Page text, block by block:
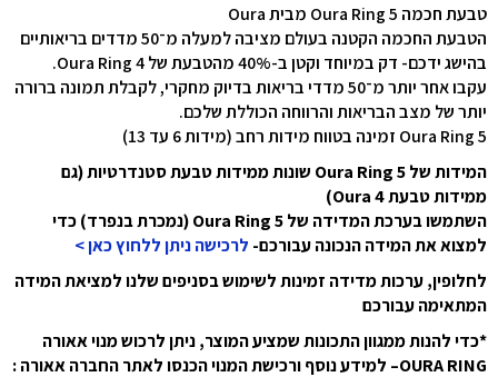
טבעת חכמה Oura Ring 5 מבית Oura
הטבעת החכמה הקטנה בעולם מציבה למעלה מ־50 מדדים בריאותיים
בהישג ידכם- דק במיוחד וקטן ב-40% מהטבעת של Oura Ring 4.
עקבו אחר יותר מ־50 מדדי בריאות בדיוק מחקרי, לקבלת תמונה ברורה
יותר של מצב הבריאות והרווחה הכוללת שלכם.
Oura Ring 5 זמינה בטווח מידות רחב (מידות 6 עד 13)
המידות של Oura Ring 5 שונות ממידות טבעת סטנדרטיות (גם
ממידות טבעת Oura 4)
השתמשו בערכת המדידה של Oura Ring 5 (נמכרת בנפרד) כדי
למצוא את המידה הנכונה עבורכם- לרכישה ניתן ללחוץ כאן >
לחלופין, ערכות מדידה זמינות לשימוש בסניפים שלנו למציאת המידה
המתאימה עבורכם
*כדי להנות ממגוון התכונות שמציע המוצר, ניתן לרכוש מנוי אאורה
OURA RING– למידע נוסף ורכישת המנוי הכנסו לאתר החברה אאורה :